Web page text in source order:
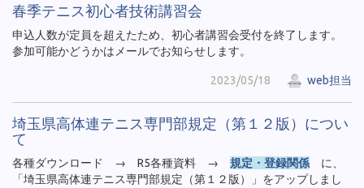
春季テニス初心者技術講習会
申込人数が定員を超えたため、初心者講習会受付を終了します。
参加可能かどうかはメールでお知らせします。
2023/05/18 web担当
埼玉県高体連テニス専門部規定（第１２版）につい
て
各種ダウンロード → R5各種資料 → 規定・登録関係 に、
「埼玉県高体連テニス専門部規定（第１２版）」をアップしまし